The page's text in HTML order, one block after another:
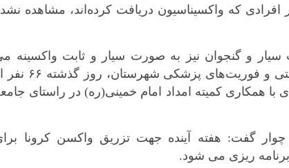
لرستان
مرکزی
هرمزگان
همدان
که واکسیناسیون دریافت کرده‌اند، مشاهده
و گنجوان نیز به صورت سیار و ثابت واکسینه
شوند، اظهار داشت: با حضور کارشناسان بهداشتی و فوریت‌های پزشکی شهرستان،
کمیته امداد امام خمینی(ره) در راستای
گفت: هفته آینده جهت تزریق واکسن کرونا
برنامه ریزی می شود.